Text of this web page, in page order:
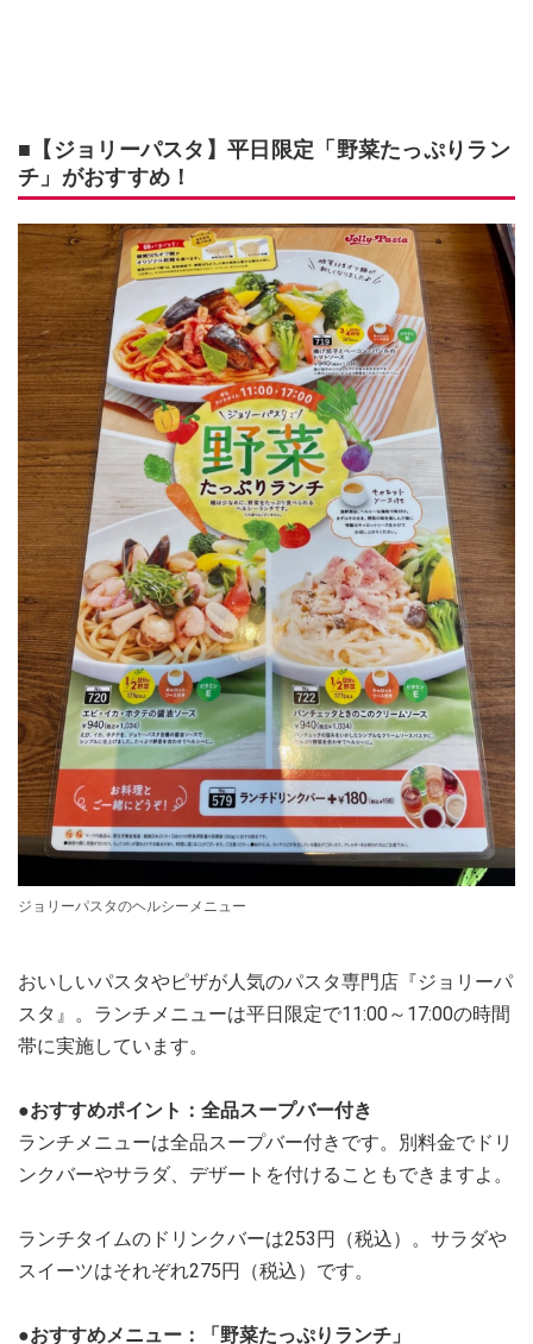
■【ジョリーパスタ】平日限定「野菜たっぷりラン
チ」がおすすめ！
ジョリーパスタのヘルシーメニュー
おいしいパスタやピザが人気のパスタ専門店『ジョリーパ
スタ』。ランチメニューは平日限定で11:00～17:00の時間
帯に実施しています。
●おすすめポイント：全品スープバー付き
ランチメニューは全品スープバー付きです。別料金でドリ
ンクバーやサラダ、デザートを付けることもできますよ。
ランチタイムのドリンクバーは253円（税込）。サラダや
スイーツはそれぞれ275円（税込）です。
●おすすめメニュー：「野菜たっぷりランチ」